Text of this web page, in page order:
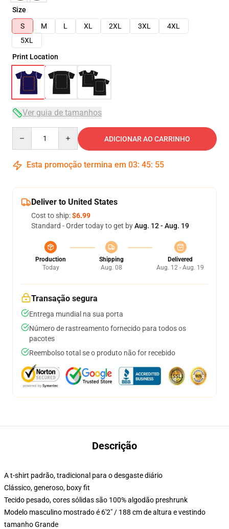
Size
S
M L XL 2XL 3XL
4XL
5XL
Print Location
Ver guia de tamanhos
ADICIONAR AO CARRINHO
Esta promoção termina em 03: 45: 54
Deliver to United States
Cost to ship:$6.99
Standard - Order today to get byAug. 12 - Aug. 19
Production
Today
Shipping
Aug. 08
Delivered
Aug. 12 - Aug. 19
Transação segura
Entrega mundial na sua porta
Número de rastreamento fornecido para todos os
pacotes
Reembolso total se o produto não for recebido
Descrição
A t-shirt padrão, tradicional para o desgaste diário
Clássico, generoso, boxy fit
Tecido pesado, cores sólidas são 100% algodão preshrunk
Modelo masculino mostrado é 6'2" / 188 cm de altura e vestindo
tamanho Grande